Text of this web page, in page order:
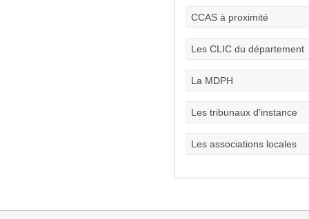
CCAS à proximité
Les CLIC du département
La MDPH
Les tribunaux d'instance
Les associations locales